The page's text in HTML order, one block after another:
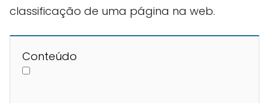
classificação de uma página na web.
Conteúdo